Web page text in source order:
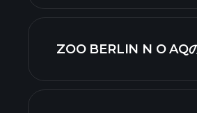
ZOO BERLIN N O AQ